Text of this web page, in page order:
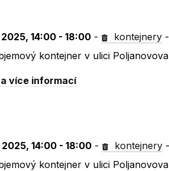
14:00 - 18:00 - kontejnery
kontejner v ulici
více informací
14:00 - 18:00 - kontejnery
kontejner v ulici